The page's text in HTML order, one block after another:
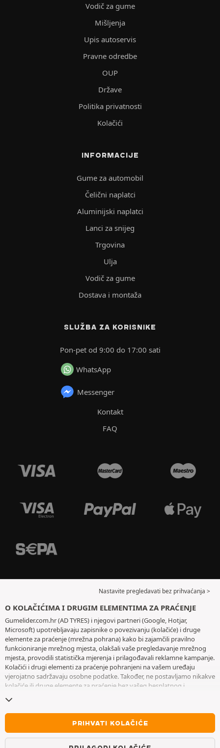
Vodič za gume
Mišljenja
Upis autoservis
Pravne odredbe
OUP
Države
Politika privatnosti
Kolačići
INFORMACIJE
Gume za automobil
Čelični naplatci
Aluminijski naplatci
Lanci za snijeg
Trgovina
Ulja
Vodič za gume
Dostava i montaža
SLUŽBA ZA KORISNIKE
Pon-pet od 9:00 do 17:00 sati
WhatsApp
Messenger
Kontakt
FAQ
Nastavite pregledavati bez prihvaćanja >
O KOLAČIĆIMA I DRUGIM ELEMENTIMA ZA PRAĆENJE
Gumelider.com.hr (AD TYRES) i njegovi partneri (Google, Hotjar,
Microsoft) upotrebljavaju zapisnike o povezivanju (kolačiće) i druge
elemente za praćenje (mrežna pohrana) kako bi zajamčili pravilno
funkcioniranje mrežnog mjesta, olakšali vaše pregledavanje mrežnog
mjesta, provodili statistička mjerenja i prilagođavali reklamne kampanje.
Kolačići i drugi elementi za praćenje pohranjeni na vašem uređaju
vjerojatno sadržavaju osobne podatke. Također, ne postavljamo nikakve
kolačiće ili druge elemente za praćenje bez vašeg besplatnog i
Zadržavamo vaš odabir tijekom šest mjeseci. Svoj pristanak možete
povući u bilo kojem trenutku posjetom stranice posvećenekolačićima i
drugim elementima za praćenje. Možete odabrati pregledavanje bez
prihvaćanja pohranjivanja kolačića ili drugih elemenata za praćenje.
Odbijanjem se ne onemogućava pristupanje uslugama AD TYRES. Za
PRIHVATI KOLAČIĆE